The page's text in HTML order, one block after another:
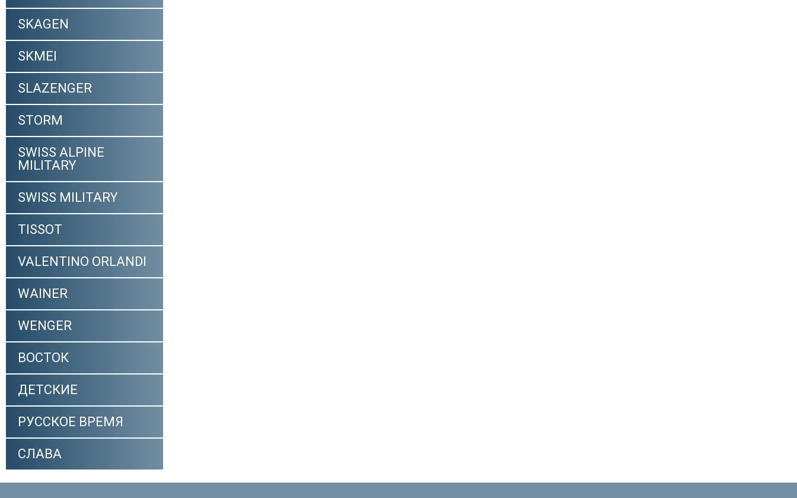
SKAGEN
SKMEI
SLAZENGER
STORM
SWISS ALPINE
MILITARY
SWISS MILITARY
TISSOT
VALENTINO ORLANDI
WAINER
WENGER
ВОСТОК
ДЕТСКИЕ
РУССКОЕ ВРЕМЯ
СЛАВА